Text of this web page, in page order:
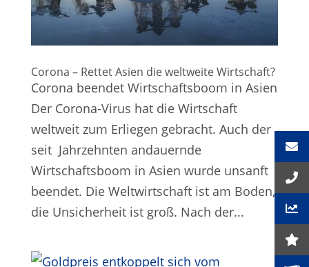
Corona – Rettet Asien die weltweite Wirtschaft?
Corona beendet Wirtschaftsboom in Asien
Der Corona-Virus hat die Wirtschaft
weltweit zum Erliegen gebracht. Auch der
seit Jahrzehnten andauernde
Wirtschaftsboom in Asien wurde unsanft
beendet. Die Weltwirtschaft ist am Boden,
die Unsicherheit ist groß. Nach der...